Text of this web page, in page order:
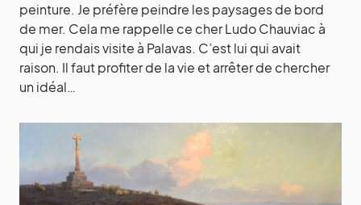
peinture. Je préfère peindre les paysages de bord
de mer. Cela me rappelle ce cher Ludo Chauviac à
qui je rendais visite à Palavas. C’est lui qui avait
raison. Il faut profiter de la vie et arrêter de chercher
un idéal…